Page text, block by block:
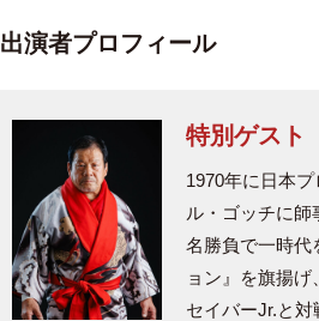
出演者プロフィール
特別ゲスト
1970年に日本
ル・ゴッチに
名勝負で一時代
ョン』を旗揚
セイバーJr.と対